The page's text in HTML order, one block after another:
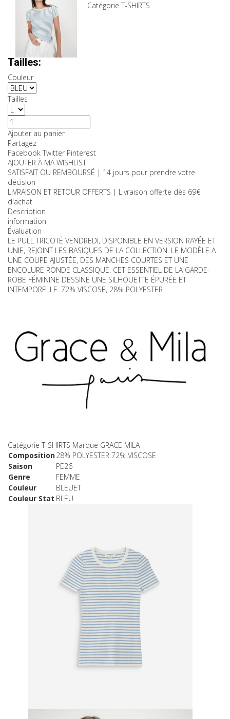
7-35234_BLEUET_L Catégorie T-SHIRTS
45,00 €
31,50 € Gagnez 30%
Couleurs:
Tailles:
Couleur
Tailles
Ajouter au panier
Partagez
Facebook Twitter Pinterest
AJOUTER À MA WISHLIST
SATISFAIT OU REMBOURSÉ | 14 jours pour prendre votre
décision
LIVRAISON ET RETOUR OFFERTS | Livraison offerte dès 69€
d'achat
Description
information
Évaluation
LE PULL TRICOTÉ VENDREDI, DISPONIBLE EN VERSION RAYÉE ET
UNIE, REJOINT LES BASIQUES DE LA COLLECTION. LE MODÈLE A
UNE COUPE AJUSTÉE, DES MANCHES COURTES ET UNE
ENCOLURE RONDE CLASSIQUE. CET ESSENTIEL DE LA GARDE-
ROBE FÉMININE DESSINE UNE SILHOUETTE ÉPURÉE ET
INTEMPORELLE. 72% VISCOSE, 28% POLYESTER
Catégorie T-SHIRTS Marque GRACE MILA
Composition28% POLYESTER 72% VISCOSE
Saison
PE26
Genre
FEMME
Couleur
BLEUET
Couleur Stat BLEU